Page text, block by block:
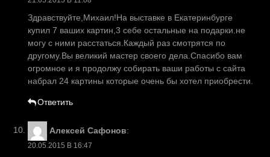
Здравствуйте,Михаил!На выставке в Екатеринбурге
купил 7 ваших картин,3 себе остальные на подарки.не
могу с ними расстаться.Каждый раз смотрятся по
другому.Вы великий мастер своего дела.Спасибо вам
огромное и я продолжу собирать ваши работы с сайта
набрал 24 картины которые очень бы хотел приобрести.
Ответить
Алексей Сафонов:
20.05.2015 В 16:47